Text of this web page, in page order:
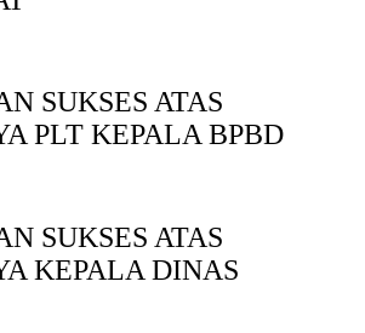
SUKSES ATAS
PLT KEPALA BPBD
SUKSES ATAS
KEPALA DINAS